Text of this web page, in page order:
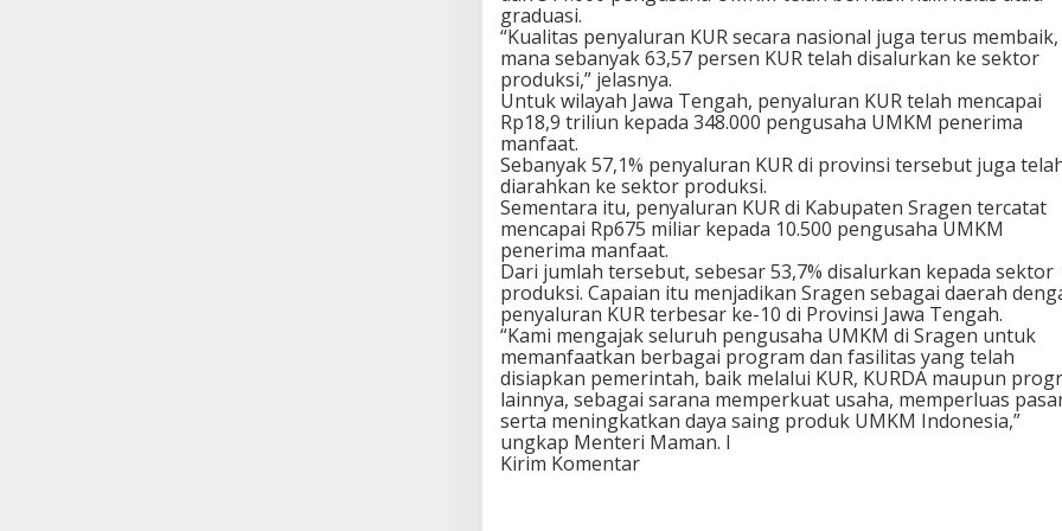
graduasi.
“Kualitas penyaluran KUR secara nasional juga terus membaik,
mana sebanyak 63,57 persen KUR telah disalurkan ke sektor
produksi,” jelasnya.
Untuk wilayah Jawa Tengah, penyaluran KUR telah mencapai
Rp18,9 triliun kepada 348.000 pengusaha UMKM penerima
manfaat.
Sebanyak 57,1% penyaluran KUR di provinsi tersebut juga
diarahkan ke sektor produksi.
Sementara itu, penyaluran KUR di Kabupaten Sragen tercatat
mencapai Rp675 miliar kepada 10.500 pengusaha UMKM
penerima manfaat.
Dari jumlah tersebut, sebesar 53,7% disalurkan kepada sektor
produksi. Capaian itu menjadikan Sragen sebagai daerah
penyaluran KUR terbesar ke-10 di Provinsi Jawa Tengah.
“Kami mengajak seluruh pengusaha UMKM di Sragen untuk
memanfaatkan berbagai program dan fasilitas yang telah
disiapkan pemerintah, baik melalui KUR, KURDA maupun
lainnya, sebagai sarana memperkuat usaha, memperluas
serta meningkatkan daya saing produk UMKM Indonesia,”
ungkap Menteri Maman. I
Kirim Komentar